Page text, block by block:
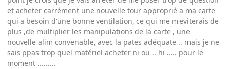
et acheter carrément une nouvelle tour approprié a ma carte
qui a besoin d'une bonne ventilation, ce qui me m'eviterais de
plus ,de multiplier les manipulations de la carte , une
nouvelle alim convenable, avec la pates adéquate .. mais je ne
sais ppas trop quel matériel acheter ni ou .. hi ..... pour le
moment .........